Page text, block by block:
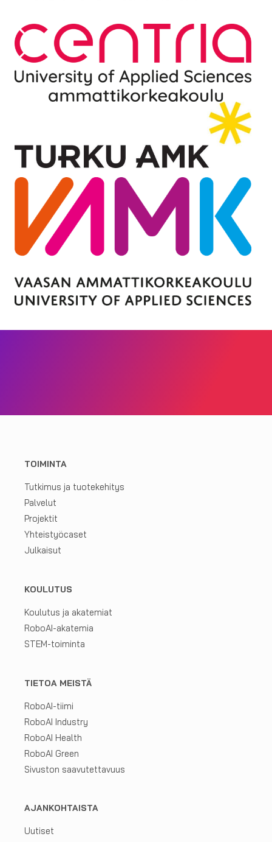
TOIMINTA
Tutkimus ja tuotekehitys
Palvelut
Projektit
Yhteistyöcaset
Julkaisut
KOULUTUS
Koulutus ja akatemiat
RoboAI-akatemia
STEM-toiminta
TIETOA MEISTÄ
RoboAI-tiimi
RoboAI Industry
RoboAI Health
RoboAI Green
Sivuston saavutettavuus
AJANKOHTAISTA
Uutiset